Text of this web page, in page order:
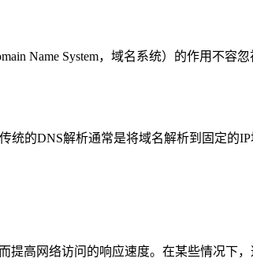
Name System，域名系统）的作用不容
的DNS解析通常是将域名解析到固定的
高网络访问的响应速度。在某些情况下